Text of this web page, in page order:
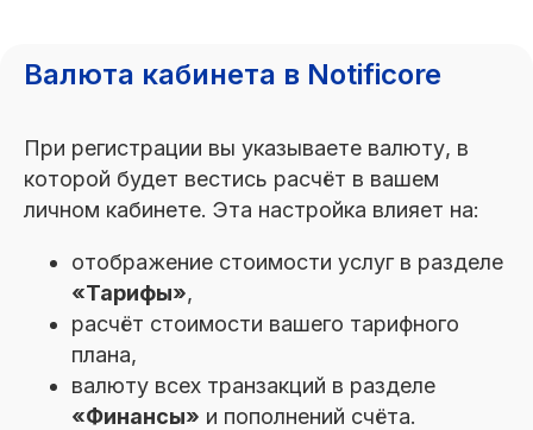
Валюта кабинета в Notificore
При регистрации вы указываете валюту, в
которой будет вестись расчёт в вашем
личном кабинете. Эта настройка влияет на:
отображение стоимости услуг в разделе
«Тарифы»,
расчёт стоимости вашего тарифного
плана,
валюту всех транзакций в разделе
«Финансы» и пополнений счёта.